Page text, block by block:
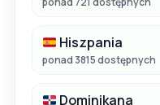
Hiszpania
ponad 3815 dostępnych
Dominikana